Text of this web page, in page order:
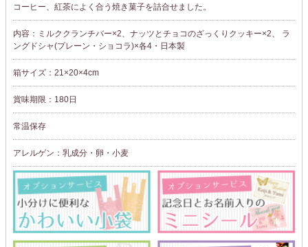
コーヒー、紅茶によく合う焼き菓子を詰合せました。
内容：ミルククランチバー×2、ナッツとチョコのざっくりクッキー×2、 ラ
ングドシャ(プレーン・ショコラ)×各4・日本製
箱サイズ：21×20×4cm
賞味期限：180日
常温保存
アレルゲン：乳成分・卵・小麦